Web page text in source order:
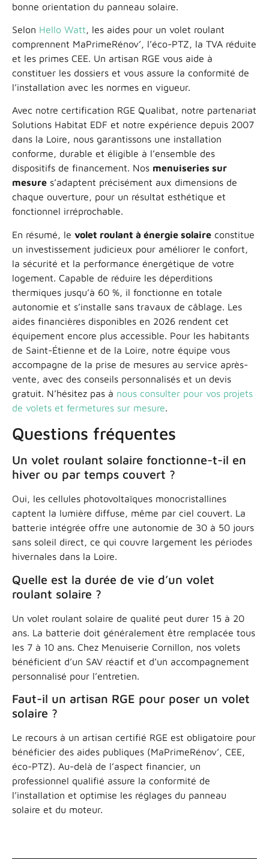
bonne orientation du panneau solaire.
Selon Hello Watt, les aides pour un volet roulant
comprennent MaPrimeRénov’, l’éco-PTZ, la TVA réduite
et les primes CEE. Un artisan RGE vous aide à
constituer les dossiers et vous assure la conformité de
l’installation avec les normes en vigueur.
Avec notre certification RGE Qualibat, notre partenariat
Solutions Habitat EDF et notre expérience depuis 2007
dans la Loire, nous garantissons une installation
conforme, durable et éligible à l’ensemble des
dispositifs de financement. Nos menuiseries sur
mesure s’adaptent précisément aux dimensions de
chaque ouverture, pour un résultat esthétique et
fonctionnel irréprochable.
En résumé, le volet roulant à énergie solaire constitue
un investissement judicieux pour améliorer le confort,
la sécurité et la performance énergétique de votre
logement. Capable de réduire les déperditions
thermiques jusqu’à 60 %, il fonctionne en totale
autonomie et s’installe sans travaux de câblage. Les
aides financières disponibles en 2026 rendent cet
équipement encore plus accessible. Pour les habitants
de Saint-Étienne et de la Loire, notre équipe vous
accompagne de la prise de mesures au service après-
vente, avec des conseils personnalisés et un devis
gratuit. N’hésitez pas à nous consulter pour vos projets
de volets et fermetures sur mesure.
Questions fréquentes
Un volet roulant solaire fonctionne-t-il en
hiver ou par temps couvert ?
Oui, les cellules photovoltaïques monocristallines
captent la lumière diffuse, même par ciel couvert. La
batterie intégrée offre une autonomie de 30 à 50 jours
sans soleil direct, ce qui couvre largement les périodes
hivernales dans la Loire.
Quelle est la durée de vie d’un volet
roulant solaire ?
Un volet roulant solaire de qualité peut durer 15 à 20
ans. La batterie doit généralement être remplacée tous
les 7 à 10 ans. Chez Menuiserie Cornillon, nos volets
bénéficient d’un SAV réactif et d’un accompagnement
personnalisé pour l’entretien.
Faut-il un artisan RGE pour poser un volet
solaire ?
Le recours à un artisan certifié RGE est obligatoire pour
bénéficier des aides publiques (MaPrimeRénov’, CEE,
éco-PTZ). Au-delà de l’aspect financier, un
professionnel qualifié assure la conformité de
l’installation et optimise les réglages du panneau
solaire et du moteur.